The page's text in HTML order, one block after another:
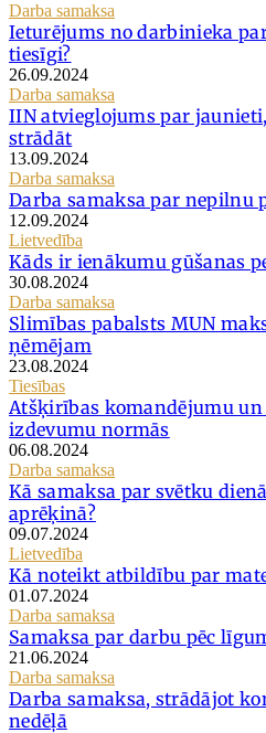
Darba samaksa
Ieturējums no darbinieka
tiesīgi?
26.09.2024
Darba samaksa
IIN atvieglojums par
strādāt
13.09.2024
Darba samaksa
Darba samaksa par nepilnu
12.09.2024
Lietvedība
Kāds ir ienākumu gūšanas
30.08.2024
Darba samaksa
Slimības pabalsts MUN
ņēmējam
23.08.2024
Tiesības
Atšķirības komandējumu
izdevumu normās
06.08.2024
Darba samaksa
Kā samaksa par svētku
aprēķinā?
09.07.2024
Lietvedība
Kā noteikt atbildību par
01.07.2024
Darba samaksa
Samaksa par darbu pēc
21.06.2024
Darba samaksa
Darba samaksa, strādājot
nedēļā